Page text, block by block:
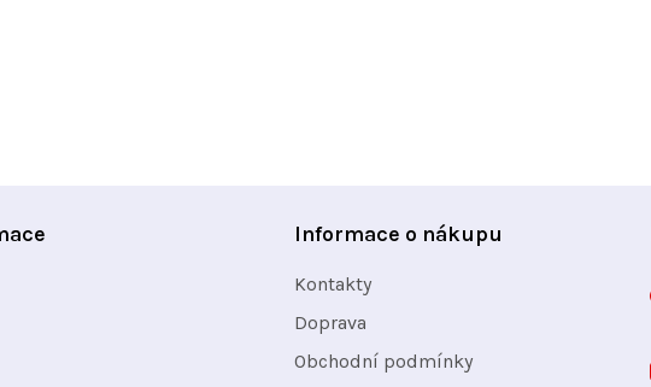
Informace o nákupu
Kontakty
Doprava
Obchodní podmínky